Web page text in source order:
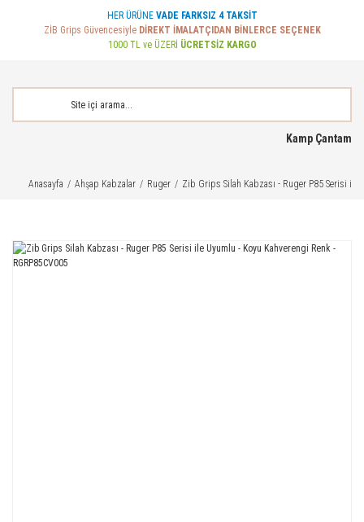
HER ÜRÜNE VADE FARKSIZ 4 TAKSİT
ZİB Grips Güvencesiyle DİREKT İMALATÇIDAN BİNLERCE SEÇENEK
1000 TL ve ÜZERİ ÜCRETSİZ KARGO
Kamp Çantam
Anasayfa Ahşap Kabzalar Ruger Zib Grips Silah Kabzası - Ruger P85 Serisi ile